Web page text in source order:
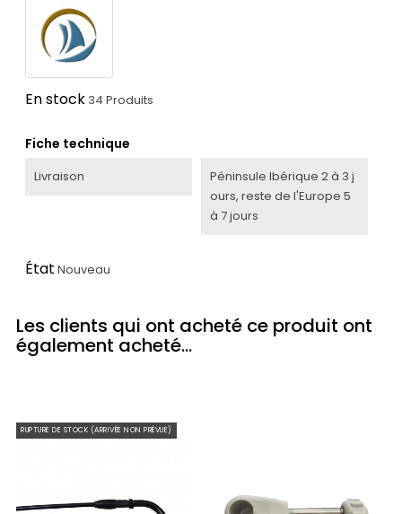
En stock 34 Produits
Fiche technique
Livraison
Péninsule Ibérique 2 à 3 j
ours, reste de l'Europe 5
à 7 jours
État Nouveau
Les clients qui ont acheté ce produit ont
également acheté...
RUPTURE DE STOCK (ARRIVÉE NON PRÉVUE)